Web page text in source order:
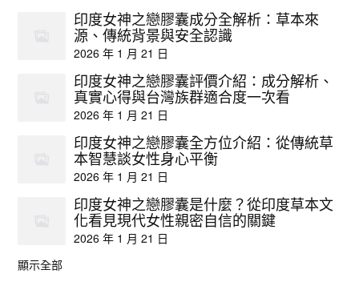
印度女神之戀膠囊成分全解析：草本來
源、傳統背景與安全認識
2026 年 1 月 21 日
印度女神之戀膠囊評價介紹：成分解析、
真實心得與台灣族群適合度一次看
2026 年 1 月 21 日
印度女神之戀膠囊全方位介紹：從傳統草
本智慧談女性身心平衡
2026 年 1 月 21 日
印度女神之戀膠囊是什麼？從印度草本文
化看見現代女性親密自信的關鍵
2026 年 1 月 21 日
顯示全部